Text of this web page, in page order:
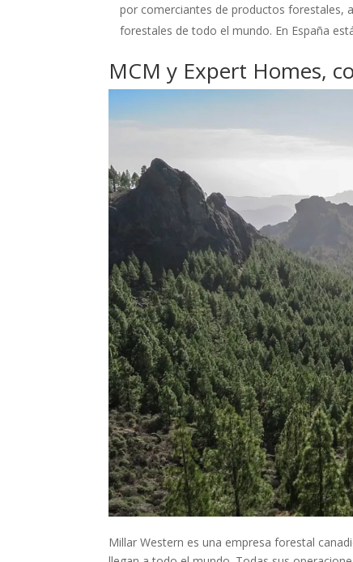
por comerciantes de productos forestales,
forestales de todo el mundo. En España
MCM y Expert Homes,
Millar Western es una empresa forestal